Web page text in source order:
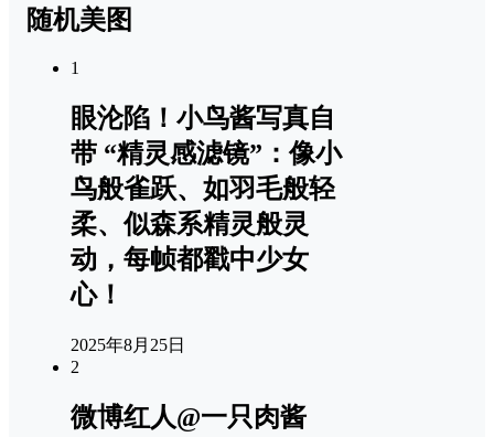
随机美图
1
眼沦陷！小鸟酱写真自
带 “精灵感滤镜”：像小
鸟般雀跃、如羽毛般轻
柔、似森系精灵般灵
动，每帧都戳中少女
心！
2025年8月25日
2
微博红人@一只肉酱